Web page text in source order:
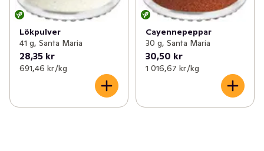
Lökpulver
41 g, Santa Maria
28,35 kr
691,46 kr /kg
Cayennepeppar
30 g, Santa Maria
30,50 kr
1 016,67 kr /kg